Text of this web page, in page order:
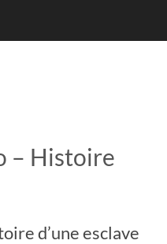
– Histoire
d’une esclave